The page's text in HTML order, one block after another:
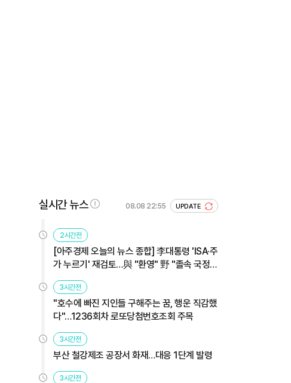
실시간 뉴스 08.08 22:55 UPDATE
2시간전
[아주경제 오늘의 뉴스 종합] 李대통령 'ISA·주
가 누르기' 재검토…與 "환영" 野 "졸속 국정"
外
3시간전
"호수에 빠진 지인들 구해주는 꿈, 행운 직감했
다"…1236회차 로또당첨번호조회 주목
3시간전
부산 철강제조 공장서 화재…대응 1단계 발령
3시간전